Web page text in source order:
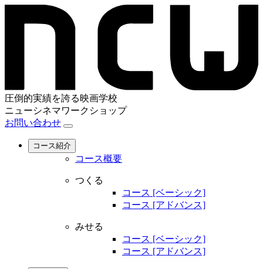
圧倒的実績を誇る映画学校
ニューシネマワークショップ
お問い合わせ
コース紹介
コース概要
つくる
コース [ベーシック]
コース [アドバンス]
みせる
コース [ベーシック]
コース [アドバンス]